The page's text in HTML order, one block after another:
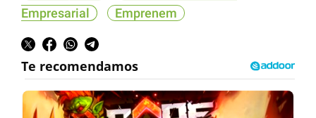
Empresarial
Emprenem